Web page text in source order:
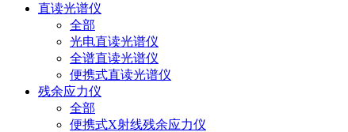
直读光谱仪
全部
光电直读光谱仪
全谱直读光谱仪
便携式直读光谱仪
残余应力仪
全部
便携式X射线残余应力仪